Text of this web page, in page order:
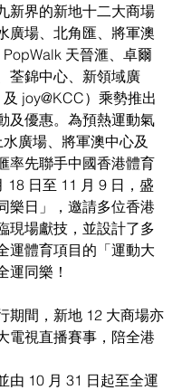
新界的新地十二大商場
廣場、北角匯、將軍澳
天晉滙、卓爾
荃錦中心、新領域廣
joy@KCC）乘勢推出
及優惠。為預熱運動氣
廣場、將軍澳中心及
率先聯手中國香港體育
18 日至 11 月 9 日，盛
樂日」，邀請多位香港
現場獻技，並設計了多
運體育項目的「運動大
運同樂！
期間，新地 12 大商場亦
電視直播賽事，陪全港
由 10 月 31 日起至全運